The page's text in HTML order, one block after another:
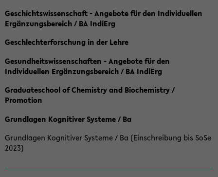
Geschichtswissenschaft - Angebote für den Individuellen
Ergänzungsbereich / BA IndiErg
Geschlechterforschung in der Lehre
Gesundheitswissenschaften - Angebote für den
Individuellen Ergänzungsbereich / BA IndiErg
Graduateschool of Chemistry and Biochemistry /
Promotion
Grundlagen Kognitiver Systeme / Ba
Grundlagen Kognitiver Systeme / Ba (Einschreibung bis SoSe
2023)